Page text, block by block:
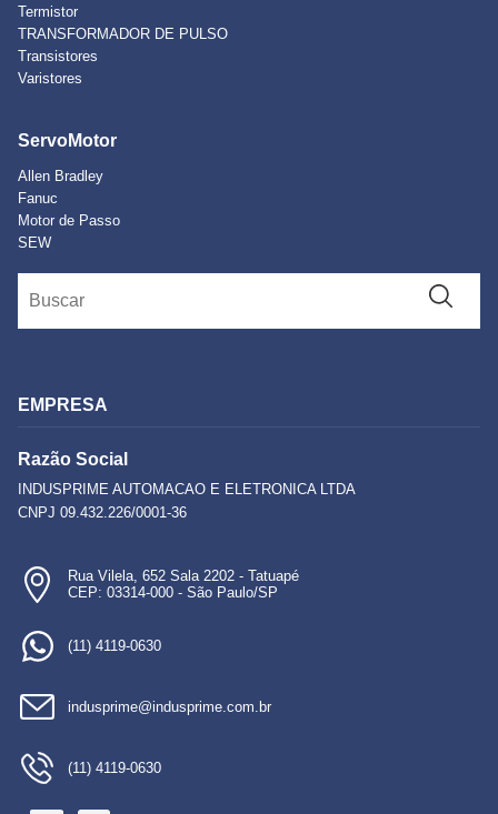
Termistor
TRANSFORMADOR DE PULSO
Transistores
Varistores
ServoMotor
Allen Bradley
Fanuc
Motor de Passo
SEW
EMPRESA
Razão Social
INDUSPRIME AUTOMACAO E ELETRONICA LTDA
CNPJ 09.432.226/0001-36
Rua Vilela, 652 Sala 2202 - Tatuapé
CEP: 03314-000 - São Paulo/SP
(11) 4119-0630
indusprime@indusprime.com.br
(11) 4119-0630